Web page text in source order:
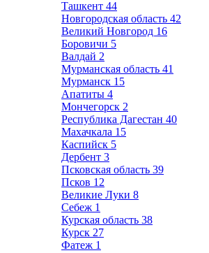
Ташкент 44
Новгородская область 42
Великий Новгород 16
Боровичи 5
Валдай 2
Мурманская область 41
Мурманск 15
Апатиты 4
Мончегорск 2
Республика Дагестан 40
Махачкала 15
Каспийск 5
Дербент 3
Псковская область 39
Псков 12
Великие Луки 8
Себеж 1
Курская область 38
Курск 27
Фатеж 1